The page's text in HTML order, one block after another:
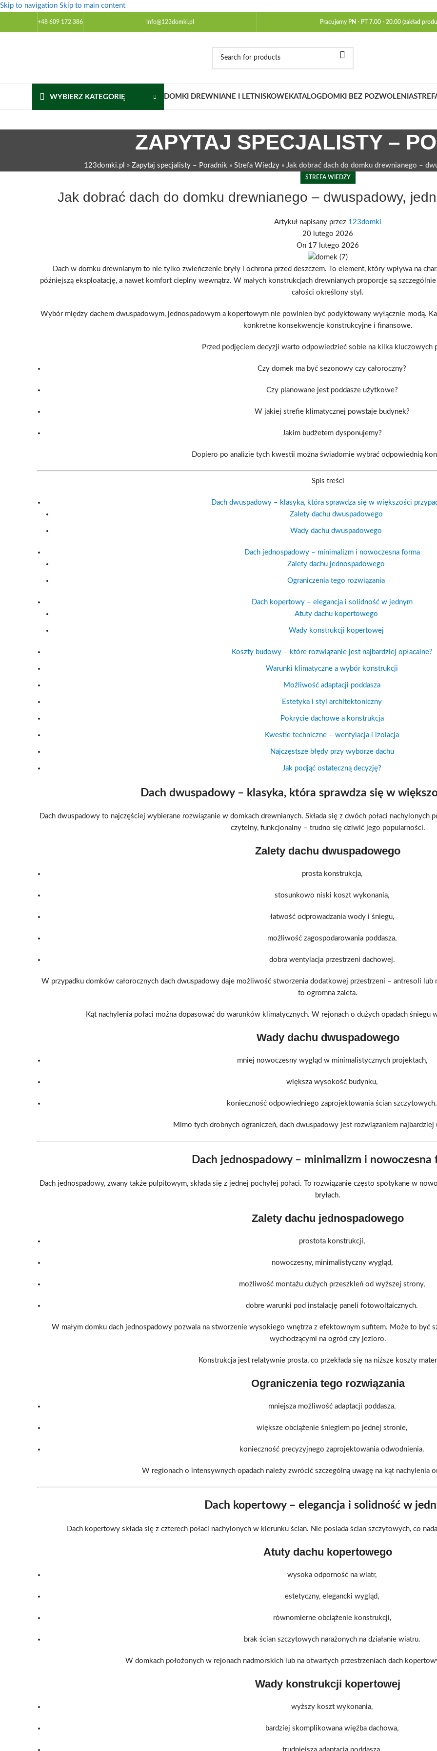
Skip to navigation Skip to main content
+48 609 172 386 info@123domki.pl Pracujemy PN - PT 7.00 - 20.00 (zakład
WYBIERZ KATEGORIĘ DOMKI DREWNIANE I LETNISKOWE KATALOG DOMKI BEZ POZWOLENIA
ZAPYTAJ SPECJALISTY –
123domki.pl » Zapytaj specjalisty – Poradnik» Strefa Wiedzy» Jak dobrać dach do domku drewnianego –
STREFA WIEDZY
Jak dobrać dach do domku drewnianego – dwuspadowy,
Artykuł napisany przez 123domki
20 lutego 2026
On 17 lutego 2026
Dach w domku drewnianym to nie tylko zwieńczenie bryły i ochrona przed deszczem. To element, który wpływa na
późniejszą eksploatację, a nawet komfort cieplny wewnątrz. W małych konstrukcjach drewnianych proporcje są
całości określony styl.
Wybór między dachem dwuspadowym, jednospadowym a kopertowym nie powinien być podyktowany wyłącznie modą.
konkretne konsekwencje konstrukcyjne i finansowe.
Przed podjęciem decyzji warto odpowiedzieć sobie na kilka kluczowych
Czy domek ma być sezonowy czy całoroczny?
Czy planowane jest poddasze użytkowe?
W jakiej strefie klimatycznej powstaje budynek?
Jakim budżetem dysponujemy?
Dopiero po analizie tych kwestii można świadomie wybrać odpowiednią
Spis treści
Dach dwuspadowy – klasyka, która sprawdza się w większości
Zalety dachu dwuspadowego
Wady dachu dwuspadowego
Dach jednospadowy – minimalizm i nowoczesna forma
Zalety dachu jednospadowego
Ograniczenia tego rozwiązania
Dach kopertowy – elegancja i solidność w jednym
Atuty dachu kopertowego
Wady konstrukcji kopertowej
Koszty budowy – które rozwiązanie jest najbardziej opłacalne?
Warunki klimatyczne a wybór konstrukcji
Możliwość adaptacji poddasza
Estetyka i styl architektoniczny
Pokrycie dachowe a konstrukcja
Kwestie techniczne – wentylacja i izolacja
Najczęstsze błędy przy wyborze dachu
Jak podjąć ostateczną decyzję?
Dach dwuspadowy – klasyka, która sprawdza się w
Dach dwuspadowy to najczęściej wybierane rozwiązanie w domkach drewnianych. Składa się z dwóch połaci nachylonych
czytelny, funkcjonalny – trudno się dziwić jego popularności.
Zalety dachu dwuspadowego
prosta konstrukcja,
stosunkowo niski koszt wykonania,
łatwość odprowadzania wody i śniegu,
możliwość zagospodarowania poddasza,
dobra wentylacja przestrzeni dachowej.
W przypadku domków całorocznych dach dwuspadowy daje możliwość stworzenia dodatkowej przestrzeni – antresoli lub
to ogromna zaleta.
Kąt nachylenia połaci można dopasować do warunków klimatycznych. W rejonach o dużych opadach śniegu
Wady dachu dwuspadowego
mniej nowoczesny wygląd w minimalistycznych projektach,
większa wysokość budynku,
konieczność odpowiedniego zaprojektowania ścian szczytowych.
Mimo tych drobnych ograniczeń, dach dwuspadowy jest rozwiązaniem najbardziej
Dach jednospadowy – minimalizm i nowoczesna
Dach jednospadowy, zwany także pulpitowym, składa się z jednej pochyłej połaci. To rozwiązanie często spotykane w
bryłach.
Zalety dachu jednospadowego
prostota konstrukcji,
nowoczesny, minimalistyczny wygląd,
możliwość montażu dużych przeszkleń od wyższej strony,
dobre warunki pod instalację paneli fotowoltaicznych.
W małym domku dach jednospadowy pozwala na stworzenie wysokiego wnętrza z efektownym sufitem. Może to być
wychodzącymi na ogród czy jezioro.
Konstrukcja jest relatywnie prosta, co przekłada się na niższe koszty
Ograniczenia tego rozwiązania
mniejsza możliwość adaptacji poddasza,
większe obciążenie śniegiem po jednej stronie,
konieczność precyzyjnego zaprojektowania odwodnienia.
W regionach o intensywnych opadach należy zwrócić szczególną uwagę na kąt nachylenia
Dach kopertowy – elegancja i solidność w
Dach kopertowy składa się z czterech połaci nachylonych w kierunku ścian. Nie posiada ścian szczytowych, co
Atuty dachu kopertowego
wysoka odporność na wiatr,
estetyczny, elegancki wygląd,
równomierne obciążenie konstrukcji,
brak ścian szczytowych narażonych na działanie wiatru.
W domkach położonych w rejonach nadmorskich lub na otwartych przestrzeniach dach
Wady konstrukcji kopertowej
wyższy koszt wykonania,
bardziej skomplikowana więźba dachowa,